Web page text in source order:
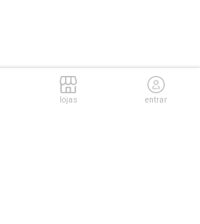
lojas entrar